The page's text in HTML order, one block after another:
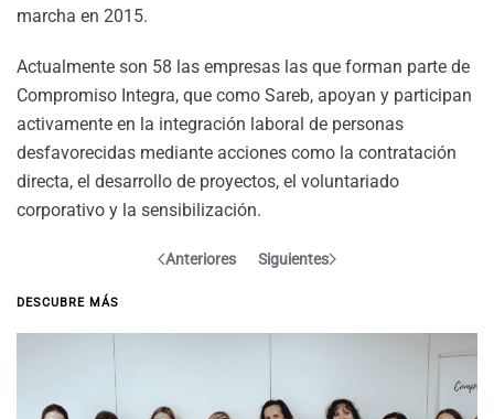
marcha en 2015.
Actualmente son 58 las empresas las que forman parte de
Compromiso Integra, que como Sareb, apoyan y participan
activamente en la integración laboral de personas
desfavorecidas mediante acciones como la contratación
directa, el desarrollo de proyectos, el voluntariado
corporativo y la sensibilización.
Anteriores Siguientes
DESCUBRE MÁS